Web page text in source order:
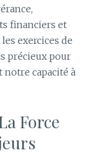
financiers et
exercices de
précieux pour
capacité à
Force